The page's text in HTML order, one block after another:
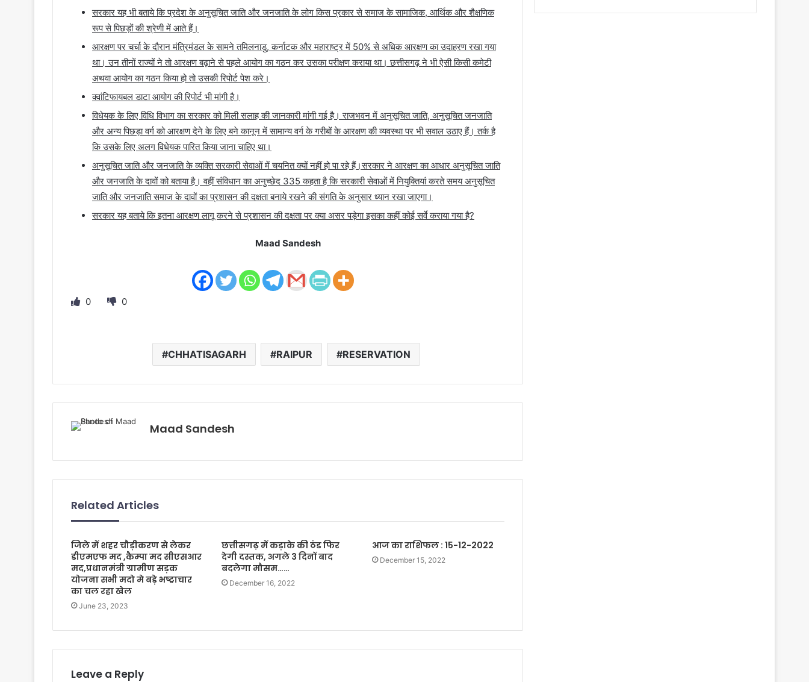
सरकार यह भी बताये कि प्रदेश के अनुसूचित जाति और जनजाति के लोग किस प्रकार से समाज के सामाजिक, आर्थिक और शैक्षणिक
रूप से पिछड़ों की श्रेणी में आते हैं।
आरक्षण पर चर्चा के दौरान मंत्रिमंडल के सामने तमिलनाडु, कर्नाटक और महाराष्ट्र में 50% से अधिक आरक्षण का उदाहरण रखा गया
था। उन तीनों राज्यों ने तो आरक्षण बढ़ाने से पहले आयोग का गठन कर उसका परीक्षण कराया था। छत्तीसगढ़ ने भी ऐसी किसी कमेटी
अथवा आयोग का गठन किया हो तो उसकी रिपोर्ट पेश करे।
क्वांटिफायबल डाटा आयोग की रिपोर्ट भी मांगी है।
विधेयक के लिए विधि विभाग का सरकार को मिली सलाह की जानकारी मांगी गई है। राजभवन में अनुसूचित जाति, अनुसूचित जनजाति
और अन्य पिछड़ा वर्ग को आरक्षण देने के लिए बने कानून में सामान्य वर्ग के गरीबों के आरक्षण की व्यवस्था पर भी सवाल उठाए हैं। तर्क है
कि उसके लिए अलग विधेयक पारित किया जाना चाहिए था।
अनुसूचित जाति और जनजाति के व्यक्ति सरकारी सेवाओं में चयनित क्यों नहीं हो पा रहे हैं।सरकार ने आरक्षण का आधार अनुसूचित जाति
और जनजाति के दावों को बताया है। वहीं संविधान का अनुच्छेद 335 कहता है कि सरकारी सेवाओं में नियुक्तियां करते समय अनुसूचित
जाति और जनजाति समाज के दावों का प्रशासन की दक्षता बनाये रखने की संगति के अनुसार ध्यान रखा जाएगा।
सरकार यह बताये कि इतना आरक्षण लागू करने से प्रशासन की दक्षता पर क्या असर पड़ेगा इसका कहीं कोई सर्वे कराया गया है?
Maad Sandesh
0 0
CHHATISAGARH RAIPUR RESERVATION
Maad Sandesh
Related Articles
जिले में शहर चौड़ीकरण से लेकर
डीएमएफ मद ,कैम्पा मद सीएसआर
मद,प्रधानमंत्री ग्रामीण सड़क
योजना सभी मदो मे बड़े भष्ट्राचार
का चल रहा खेल
June 23, 2023
छत्तीसगढ़ में कड़ाके की ठंड फिर
देगी दस्तक, अगले 3 दिनों बाद
बदलेगा मौसम……
December 16, 2022
आज का राशिफल : 15-12-2022
December 15, 2022
Leave a Reply